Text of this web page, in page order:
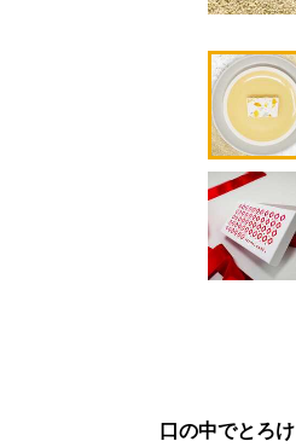
口の中でとろ